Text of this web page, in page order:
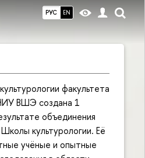
РУС EN
факультета
ВШЭ создана 1
объединения
культурологии. Её
учёные и опытные